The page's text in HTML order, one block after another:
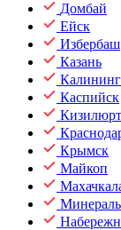
Домбай
Ейск
Избербаш
Казань
Каспийск
Кизилюрт
Крымск
Майкоп